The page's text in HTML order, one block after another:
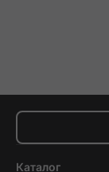
Каталог